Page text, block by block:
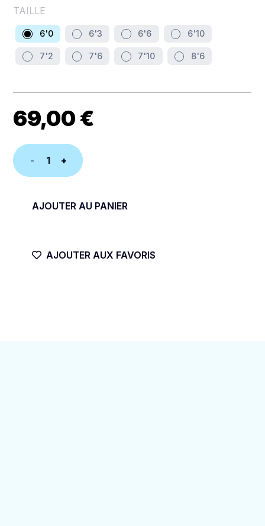
TAILLE
6'0 6'3 6'6 6'10
7'2 7'6 7'10 8'6
69,00€
quantité
de
HOUSSE
BOARD
AJOUTER AU PANIER
AJOUTER AUX FAVORIS